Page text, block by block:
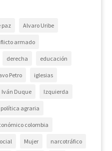
paz Alvaro Uribe
armado
derecha educación
Petro iglesias
Iván Duque Izquierda
agraria
colombia
Mujer narcotráfico